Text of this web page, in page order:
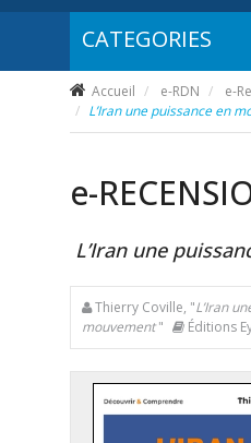
Accueil e-RDN
e-
L’Iran une puissance en
e-
L’Iran une
Thierry Coville, "L’Iran
mouvement" Éditions